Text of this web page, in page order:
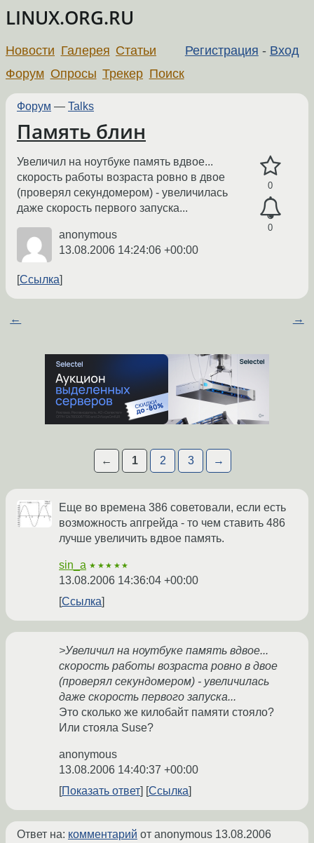
LINUX.ORG.RU
Регистрация - Вход
Новости Галерея Статьи
Форум Опросы Трекер Поиск
Форум — Talks
Память блин
0
0
Увеличил на ноутбуке память вдвое...
скорость работы возраста ровно в двое
(проверял секундомером) - увеличилась
даже скорость первого запуска...
anonymous
13.08.2006 14:24:06 +00:00
Ссылка
← →
← 1 2 3 →
Еще во времена 386 советовали, если есть
возможность апгрейда - то чем ставить 486
лучше увеличить вдвое память.
sin_a ★★★★★
13.08.2006 14:36:04 +00:00
Ссылка
>Увеличил на ноутбуке память вдвое...
скорость работы возраста ровно в двое
(проверял секундомером) - увеличилась
даже скорость первого запуска...
Это сколько же килобайт памяти стояло?
Или стояла Suse?
anonymous
13.08.2006 14:40:37 +00:00
Показать ответ
Ссылка
Ответ на: комментарий от anonymous 13.08.2006